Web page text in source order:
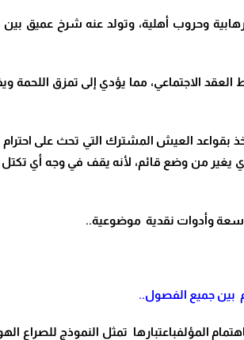
وحروب أهلية، وتولد عنه شرخ عميق بين
الاجتماعي، مما يؤدي إلى تمزق اللحمة
بقواعد العيش المشترك التي تحث على احترام
يغير من وضع قائم، لأنه يقف في وجه أي
وأدوات نقدية موضوعية..
المؤلفباعتبارها تمثل النموذج للصراع